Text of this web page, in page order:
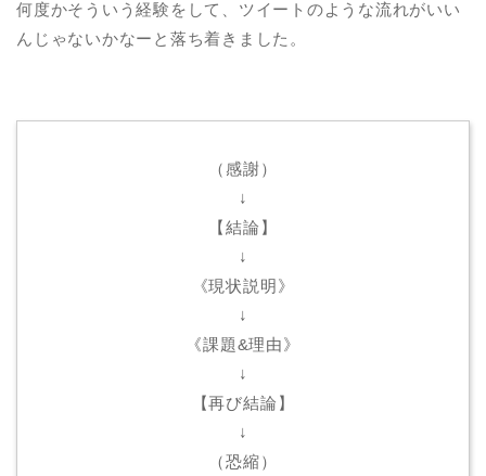
何度かそういう経験をして、ツイートのような流れがいい
んじゃないかなーと落ち着きました。
（感謝）
↓
【結論】
↓
《現状説明》
↓
《課題&理由》
↓
【再び結論】
↓
（恐縮）